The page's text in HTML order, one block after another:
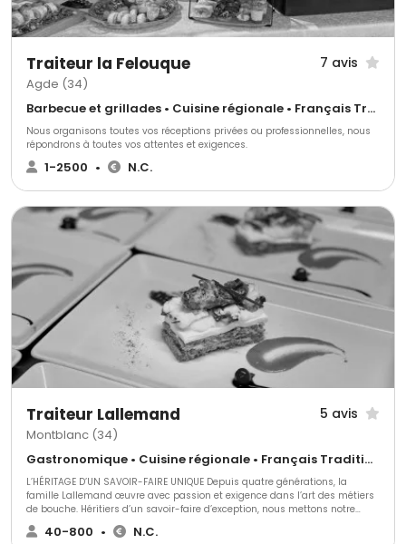
Traiteur la Felouque 7 avis
Agde (34)
Barbecue et grillades • Cuisine régionale • Français Traditionnel
Nous organisons toutes vos réceptions privées ou professionnelles, nous
répondrons à toutes vos attentes et exigences.
1-2500 • N.C.
Traiteur Lallemand 5 avis
Montblanc (34)
Gastronomique • Cuisine régionale • Français Traditionnel
L’HÉRITAGE D’UN SAVOIR-FAIRE UNIQUE Depuis quatre générations, la
famille Lallemand œuvre avec passion et exigence dans l’art des métiers
de bouche. Héritiers d’un savoir-faire d’exception, nous mettons notre
expertise au service de vos événements privés, professionnels et publics,
en sublimant chaque réception par une gastronomie raffinée et sur
40-800 • N.C.